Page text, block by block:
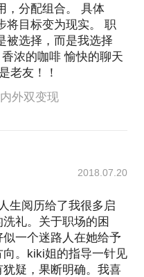
，分配组合。 具体
将目标变为现实。 职
被选择，而是我选择
浓的咖啡 愉快的聊天
老友！！
外双变现
2018.07.20
生阅历给了我很多启
礼。关于职场的困
一个迷路人在她给予
。kiki姐的指导一针见
疑，果断明确。我喜